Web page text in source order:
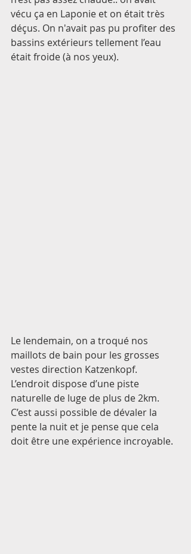
vécu ça en Laponie et on était très
déçus. On n'avait pas pu profiter des
bassins extérieurs tellement l’eau
était froide (à nos yeux).
Le lendemain, on a troqué nos
maillots de bain pour les grosses
vestes direction Katzenkopf.
L’endroit dispose d’une piste
naturelle de luge de plus de 2km.
C’est aussi possible de dévaler la
pente la nuit et je pense que cela
doit être une expérience incroyable.